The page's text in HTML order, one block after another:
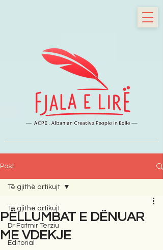
Post
Të gjithë artikujt
Dr Fatmir Terziu
Editorial
Të gjithë artikujt
PËLLUMBAT E DËNUAR
ME VDEKJE